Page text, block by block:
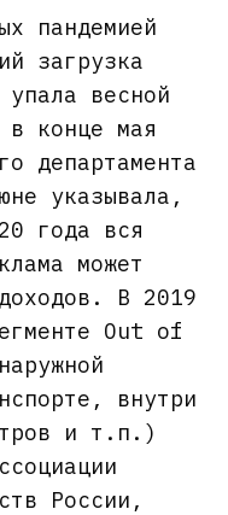
пандемией
загрузка
упала весной
в конце мая
департамента
указывала,
года вся
может
В 2019
Out of
внутри
и т.п.)
России,